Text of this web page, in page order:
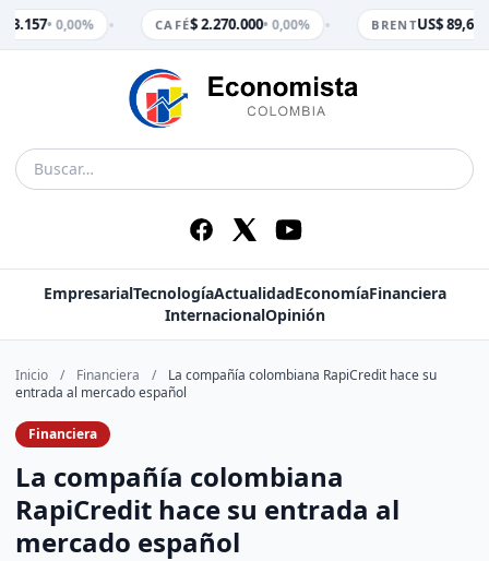
3.157• 0,00% CAFÉ$ 2.270.000• 0,00% BRENTUS$ 89,65
EmpresarialTecnologíaActualidadEconomíaFinanciera
InternacionalOpinión
Inicio / Financiera /
La compañía colombiana RapiCredit hace su
entrada al mercado español
Financiera
La compañía colombiana
RapiCredit hace su entrada al
mercado español